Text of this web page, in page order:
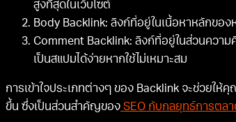
สูงที่สุดในเว็บไซต์
Body Backlink: ลิงก์ที่อยู่ในเนื้อหาหลักขอ
Comment Backlink: ลิงก์ที่อยู่ในส่วนควา
เป็นสแปมได้ง่ายหากใช้ไม่เหมาะสม
การเข้าใจประเภทต่างๆ ของ Backlink จะช่วยใ
ขึ้น ซึ่งเป็นส่วนสำคัญของ SEO กับกลยุทธ์การตลา